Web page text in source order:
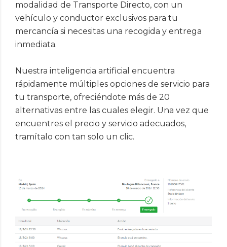
modalidad de Transporte Directo, con un
vehículo y conductor exclusivos para tu
mercancía si necesitas una recogida y entrega
inmediata.
Nuestra inteligencia artificial encuentra
rápidamente múltiples opciones de servicio para
tu transporte, ofreciéndote más de 20
alternativas entre las cuales elegir. Una vez que
encuentres el precio y servicio adecuados,
tramítalo con tan solo un clic.